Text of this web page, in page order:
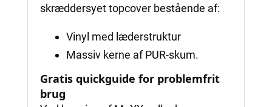
skræddersyet topcover bestående af:
Vinyl med læderstruktur
Massiv kerne af PUR-skum.
Gratis quickguide for problemfrit
brug